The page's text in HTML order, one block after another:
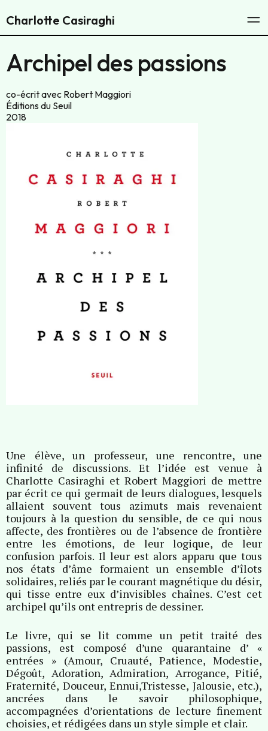
Charlotte Casiraghi
Livres
Philosophie
Contact
Archipel des passions
co-écrit avec Robert Maggiori
Éditions du Seuil
2018
Une élève, un professeur, une rencontre, une
infinité de discussions. Et l’idée est venue à
Charlotte Casiraghi et Robert Maggiori de mettre
par écrit ce qui germait de leurs dialogues, lesquels
allaient souvent tous azimuts mais revenaient
toujours à la question du sensible, de ce qui nous
affecte, des frontières ou de l’absence de frontière
entre les émotions, de leur logique, de leur
confusion parfois. Il leur est alors apparu que tous
nos états d’âme formaient un ensemble d’îlots
solidaires, reliés par le courant magnétique du désir,
qui tisse entre eux d’invisibles chaînes. C’est cet
archipel qu’ils ont entrepris de dessiner.
Le livre, qui se lit comme un petit traité des
passions, est composé d’une quarantaine d’ «
entrées » (Amour, Cruauté, Patience, Modestie,
Dégoût, Adoration, Admiration, Arrogance, Pitié,
Fraternité, Douceur, Ennui,Tristesse, Jalousie, etc.),
ancrées dans le savoir philosophique,
accompagnées d’orientations de lecture finement
choisies, et rédigées dans un style simple et clair.